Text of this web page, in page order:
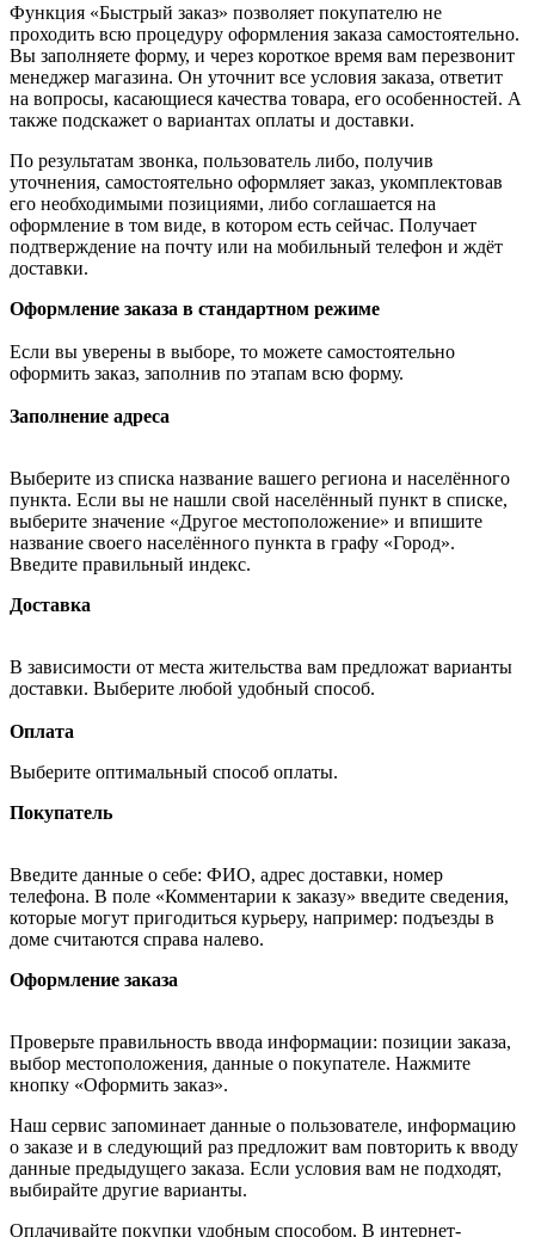
Функция «Быстрый заказ» позволяет покупателю не
проходить всю процедуру оформления заказа самостоятельно.
Вы заполняете форму, и через короткое время вам перезвонит
менеджер магазина. Он уточнит все условия заказа, ответит
на вопросы, касающиеся качества товара, его особенностей. А
также подскажет о вариантах оплаты и доставки.
По результатам звонка, пользователь либо, получив
уточнения, самостоятельно оформляет заказ, укомплектовав
его необходимыми позициями, либо соглашается на
оформление в том виде, в котором есть сейчас. Получает
подтверждение на почту или на мобильный телефон и ждёт
доставки.
Оформление заказа в стандартном режиме
Если вы уверены в выборе, то можете самостоятельно
оформить заказ, заполнив по этапам всю форму.
Заполнение адреса
Выберите из списка название вашего региона и населённого
пункта. Если вы не нашли свой населённый пункт в списке,
выберите значение «Другое местоположение» и впишите
название своего населённого пункта в графу «Город».
Введите правильный индекс.
Доставка
В зависимости от места жительства вам предложат варианты
доставки. Выберите любой удобный способ.
Оплата
Выберите оптимальный способ оплаты.
Покупатель
Введите данные о себе: ФИО, адрес доставки, номер
телефона. В поле «Комментарии к заказу» введите сведения,
которые могут пригодиться курьеру, например: подъезды в
доме считаются справа налево.
Оформление заказа
Проверьте правильность ввода информации: позиции заказа,
выбор местоположения, данные о покупателе. Нажмите
кнопку «Оформить заказ».
Наш сервис запоминает данные о пользователе, информацию
о заказе и в следующий раз предложит вам повторить к вводу
данные предыдущего заказа. Если условия вам не подходят,
выбирайте другие варианты.
Оплачивайте покупки удобным способом. В интернет-